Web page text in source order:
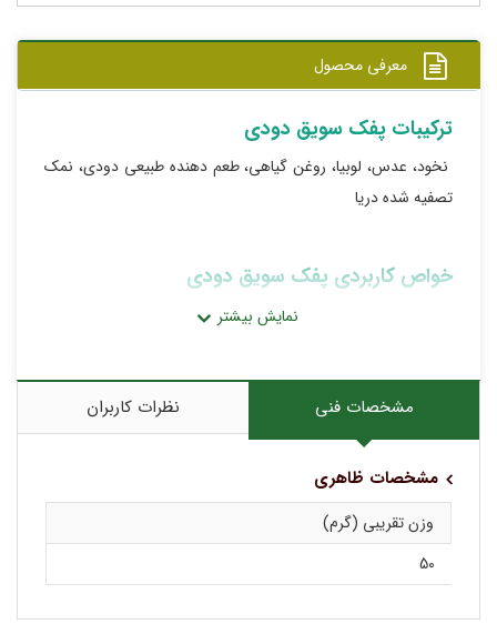
معرفی محصول
ترکیبات پفک سویق دودی
نخود، عدس، لوبیا، روغن گیاهی، طعم دهنده طبیعی دودی، نمک
تصفیه شده دریا
خواص کاربردی پفک سویق دودی
تولید شده از مواد اولیه ارگانیک و عاری از هر گونه ماده نگهدارنده و
بدون عوارض برای استفاده کودکان و بزرگسالان
مشخصات فنی نظرات کاربران
مشخصات ظاهری
وزن تقریبی (گرم)
50